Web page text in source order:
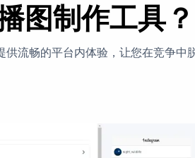
图制作工具？
流畅的平台内体验，让您在竞争中